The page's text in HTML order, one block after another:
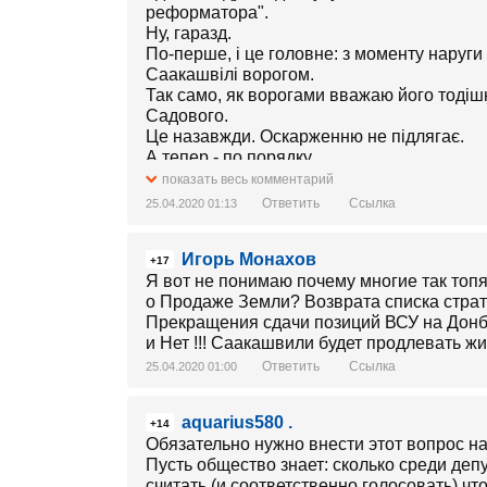
реформатора".
Ну, гаразд.
По-перше, і це головне: з моменту
Саакашвілі ворогом.
Так само, як ворогами вважаю його
Садового.
Це назавжди. Оскарженню не підлягає.
А тепер - по порядку.
Вперше я побачив Саакашвілі по
Тоді, коли били Шеварднадзе. Били його в
Втім, Грузія та її вибір мене не обходив,
надовго: Україна переживала власний
технологій, але на ринку ІТ, якими я тоді
"Трояндової революції".
Отже, не цікаво.
Вдруге я звернув увагу на Сакартвело
а після ганебної капітуляції Саакашвілі
"Істеричний слабак з ярликом на
"Відважний Міхо" на Майдані мені не
показать весь комментарий
25.04.2020 01:13 Ответить Ссылка
+17
Игорь Монахов
Я вот не понимаю почему многие так
о Продаже Земли? Возврата списка
Прекращения сдачи позиций ВСУ на
и Нет !!! Саакашвили будет продлевать
25.04.2020 01:00 Ответить Ссылка
+14
aquarius580 .
Обязательно нужно внести этот вопрос
Пусть общество знает: сколько среди